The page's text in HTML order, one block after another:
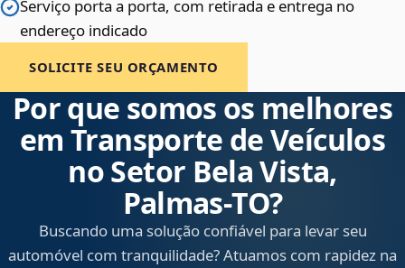
Serviço porta a porta, com retirada e entrega no
endereço indicado
SOLICITE SEU ORÇAMENTO
Por que somos os melhores
em Transporte de Veículos
no Setor Bela Vista,
Palmas‑TO?
Buscando uma solução confiável para levar seu
automóvel com tranquilidade? Atuamos com rapidez na